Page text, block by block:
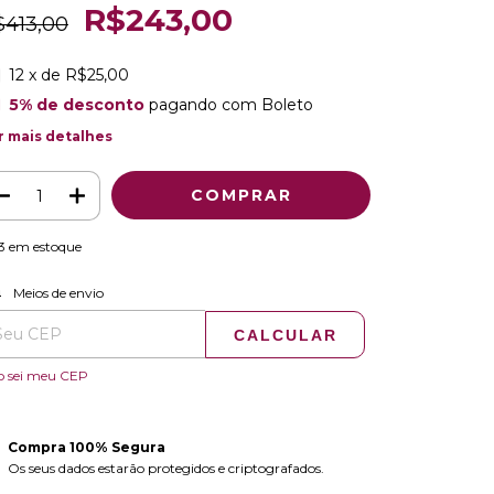
R$243,00
12 x de R$25,00
5% de descontopagando com Boleto
mais detalhes
em estoque
para o CEP:
Meios de envio
CALCULAR
sei meu CEP
Compra 100% Segura
Os seus dados estarão protegidos e criptografados.